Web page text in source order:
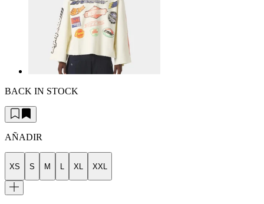
BACK IN STOCK
AÑADIR
XS S M L XL XXL